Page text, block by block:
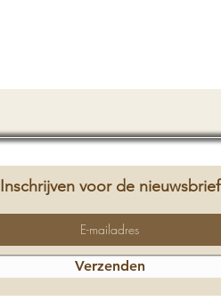
Inschrijven voor de nieuwsbrief
Verzenden